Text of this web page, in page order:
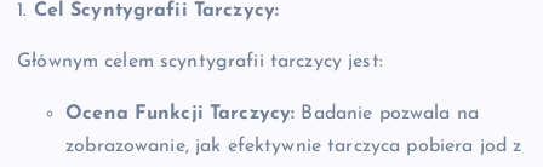
1. Cel Scyntygrafii Tarczycy:
Głównym celem scyntygrafii tarczycy jest:
Ocena Funkcji Tarczycy: Badanie pozwala na
zobrazowanie, jak efektywnie tarczyca pobiera jod z